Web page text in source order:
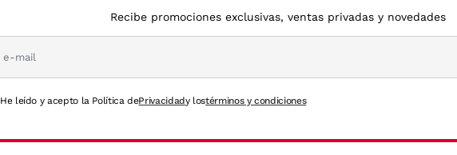
Recibe promociones exclusivas, ventas privadas y novedades
He leído y acepto la Política dePrivacidady lostérminos y condiciones